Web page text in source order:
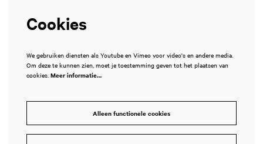
Cookies
We gebruiken diensten als Youtube en Vimeo voor video's en andere media.
Om deze te kunnen zien, moet je toestemming geven tot het plaatsen van
cookies. Meer informatie…
Alleen functionele cookies